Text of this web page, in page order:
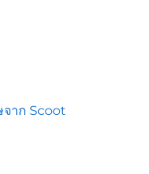
จาก Scoot